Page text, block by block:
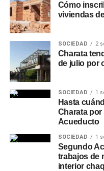
Cómo
viviendas
SOCIEDAD 2
Charata
de julio por
SOCIEDAD 1
Hasta
Charata
Acueducto
SOCIEDAD 1
Segundo
trabajos de
interior